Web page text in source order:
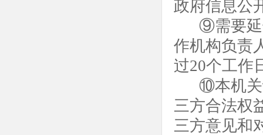
政府信息公
⑨需要延
作机构负责
过20个工作
⑩本机关
三方合法权
三方意见和